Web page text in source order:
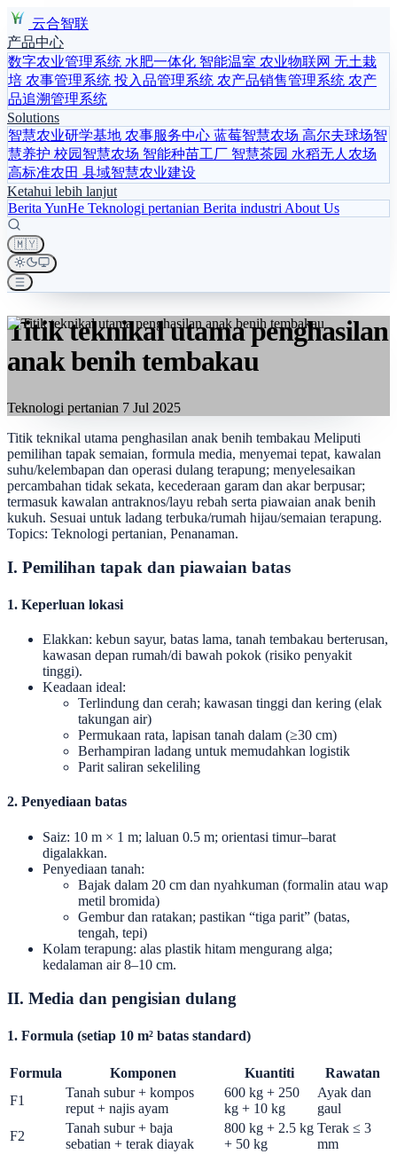
云合智联
产品中心
数字农业管理系统 水肥一体化 智能温室 农业物联网 无土栽
培 农事管理系统 投入品管理系统 农产品销售管理系统 农产
品追溯管理系统
Solutions
智慧农业研学基地 农事服务中心 蓝莓智慧农场 高尔夫球场智
慧养护 校园智慧农场 智能种苗工厂 智慧茶园 水稻无人农场
高标准农田 县域智慧农业建设
Ketahui lebih lanjut
Berita YunHe Teknologi pertanian Berita industri About Us
🇲🇾
Titik teknikal utama penghasilan
anak benih tembakau
Teknologi pertanian 7 Jul 2025
Titik teknikal utama penghasilan anak benih tembakau Meliputi
pemilihan tapak semaian, formula media, menyemai tepat, kawalan
suhu/kelembapan dan operasi dulang terapung; menyelesaikan
percambahan tidak sekata, kecederaan garam dan akar berpusar;
termasuk kawalan antraknos/layu rebah serta piawaian anak benih
kukuh. Sesuai untuk ladang terbuka/rumah hijau/semaian terapung.
Topics: Teknologi pertanian, Penanaman.
I. Pemilihan tapak dan piawaian batas
1. Keperluan lokasi
Elakkan: kebun sayur, batas lama, tanah tembakau berterusan,
kawasan depan rumah/di bawah pokok (risiko penyakit
tinggi).
Keadaan ideal:
Terlindung dan cerah; kawasan tinggi dan kering (elak
takungan air)
Permukaan rata, lapisan tanah dalam (≥30 cm)
Berhampiran ladang untuk memudahkan logistik
Parit saliran sekeliling
2. Penyediaan batas
Saiz: 10 m × 1 m; laluan 0.5 m; orientasi timur–barat
digalakkan.
Penyediaan tanah:
Bajak dalam 20 cm dan nyahkuman (formalin atau wap
metil bromida)
Gembur dan ratakan; pastikan “tiga parit” (batas,
tengah, tepi)
Kolam terapung: alas plastik hitam mengurang alga;
kedalaman air 8–10 cm.
II. Media dan pengisian dulang
1. Formula (setiap 10 m² batas standard)
Formula Komponen Kuantiti
Rawatan
F1
Tanah subur + kompos
reput + najis ayam
600 kg + 250
kg + 10 kg
Ayak dan
gaul
F2
Tanah subur + baja
sebatian + terak diayak
800 kg + 2.5 kg
+ 50 kg
Terak ≤ 3
mm